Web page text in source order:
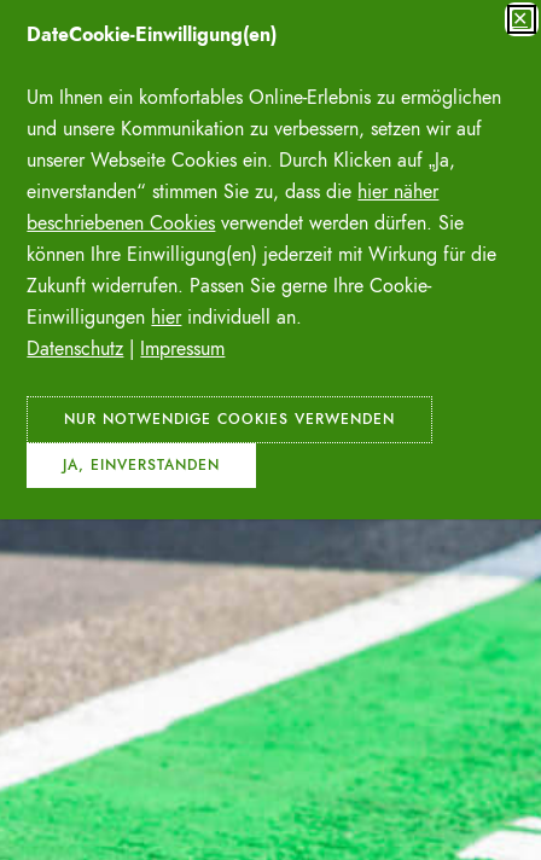
Inhalt
✕
DateCookie-Einwilligung(en)
Um Ihnen ein komfortables Online-Erlebnis zu ermöglichen
und unsere Kommunikation zu verbessern, setzen wir auf
unserer Webseite Cookies ein. Durch Klicken auf „Ja,
einverstanden“ stimmen Sie zu, dass die hier näher
beschriebenen Cookies verwendet werden dürfen. Sie
können Ihre Einwilligung(en) jederzeit mit Wirkung für die
Zukunft widerrufen. Passen Sie gerne Ihre Cookie-
Einwilligungen hierindividuell an.
Datenschutz
Impressum